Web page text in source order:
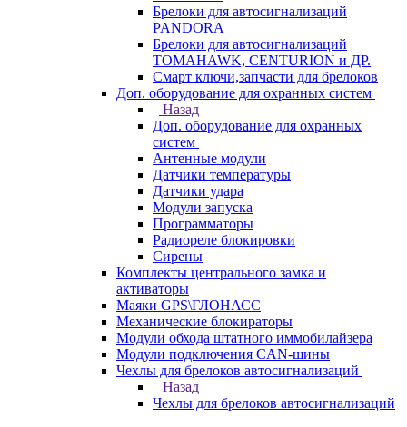
Брелоки для автосигнализаций
PANDORA
Брелоки для автосигнализаций
TOMAHAWK, CENTURION и ДР.
Смарт ключи,запчасти для брелоков
Доп. оборудование для охранных систем
Назад
Доп. оборудование для охранных
систем
Антенные модули
Датчики температуры
Датчики удара
Модули запуска
Программаторы
Радиореле блокировки
Сирены
Комплекты центрального замка и
активаторы
Маяки GPS\ГЛОНАСС
Механические блокираторы
Модули обхода штатного иммобилайзера
Модули подключения CAN-шины
Чехлы для брелоков автосигнализаций
Назад
Чехлы для брелоков автосигнализаций